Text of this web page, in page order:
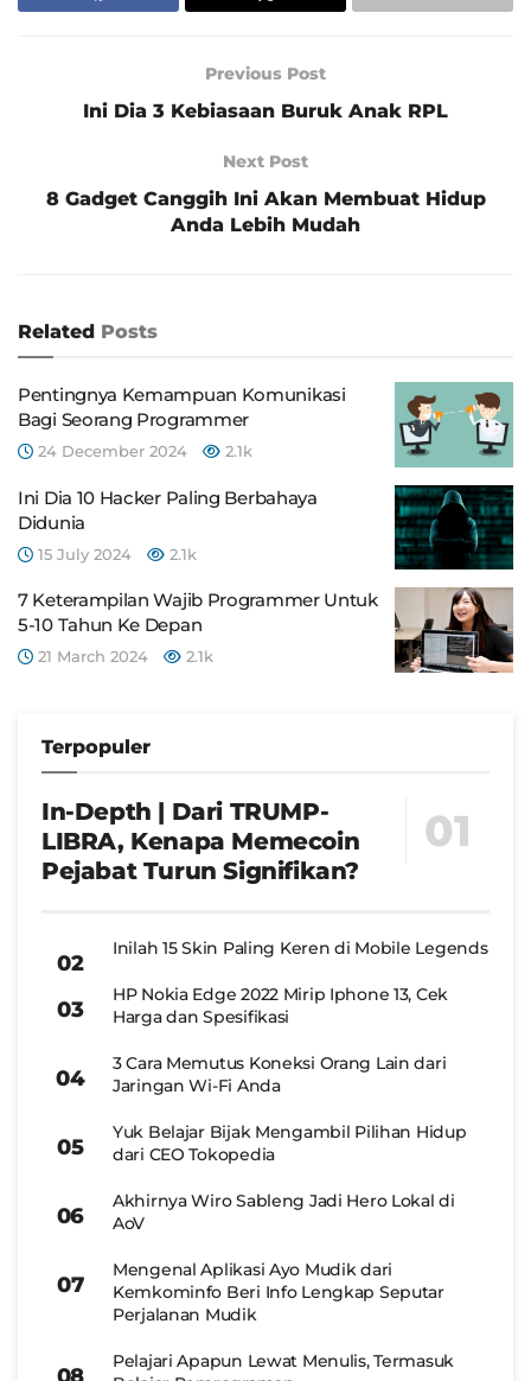
Previous Post
Ini Dia 3 Kebiasaan Buruk Anak RPL
Next Post
8 Gadget Canggih Ini Akan Membuat Hidup
Anda Lebih Mudah
Related Posts
Pentingnya Kemampuan Komunikasi
Bagi Seorang Programmer
24 December 2024 2.1k
Ini Dia 10 Hacker Paling Berbahaya
Didunia
15 July 2024 2.1k
7 Keterampilan Wajib Programmer Untuk
5-10 Tahun Ke Depan
21 March 2024 2.1k
Terpopuler
In-Depth | Dari TRUMP-
LIBRA, Kenapa Memecoin
Pejabat Turun Signifikan?
Inilah 15 Skin Paling Keren di Mobile Legends
HP Nokia Edge 2022 Mirip Iphone 13, Cek
Harga dan Spesifikasi
3 Cara Memutus Koneksi Orang Lain dari
Jaringan Wi-Fi Anda
Yuk Belajar Bijak Mengambil Pilihan Hidup
dari CEO Tokopedia
Akhirnya Wiro Sableng Jadi Hero Lokal di
AoV
Mengenal Aplikasi Ayo Mudik dari
Kemkominfo Beri Info Lengkap Seputar
Perjalanan Mudik
Pelajari Apapun Lewat Menulis, Termasuk